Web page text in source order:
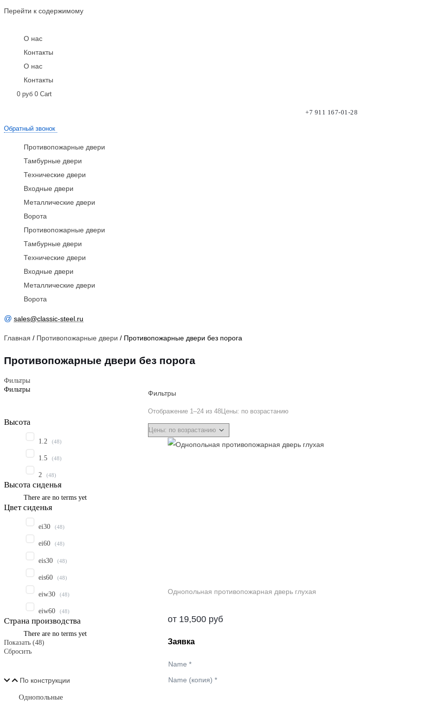
Перейти к содержимому
О нас
Контакты
О нас
Контакты
0 руб 0 Cart
+7 911 167-01-28
Обратный звонок
Противопожарные двери
Тамбурные двери
Технические двери
Входные двери
Металлические двери
Ворота
Противопожарные двери
Тамбурные двери
Технические двери
Входные двери
Металлические двери
Ворота
@ sales@classic-steel.ru
Главная / Противопожарные двери / Противопожарные двери без порога
Противопожарные двери без порога
Фильтры
Фильтры
Высота
1.2 (48)
1.5 (48)
2 (48)
Высота сиденья
There are no terms yet
Цвет сиденья
ei30 (48)
ei60 (48)
eis30 (48)
eis60 (48)
eiw30 (48)
eiw60 (48)
Страна производства
There are no terms yet
Показать (48)
Сбросить
По конструкции
Однопольные
Фильтры
Отображение 1–24 из 48 Цены: по возрастанию
Однопольная противопожарная дверь глухая
от 19,500 руб
Заявка
Name*
Name (копия)*